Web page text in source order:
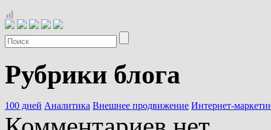
Рубрики блога
100 дней Аналитика Внешнее продвижение Интернет-